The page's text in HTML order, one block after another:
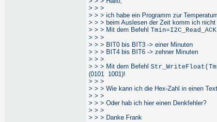
> > >
> > > ich habe ein Programm zur
> > > beim Auslesen der Zeit komm ich nicht
> > > Mit dem Befehl
> > >
> > > BIT0 bis BIT3 -> einer Minuten
> > > BIT4 bis BIT6 -> zehner Minuten
> > >
> > > Mit dem Befehl
(0101 1001)!
> > >
> > > Wie kann ich die Hex-Zahl in einen
> > >
> > > Oder hab ich hier einen Denkfehler?
> > >
> > > Danke Frank